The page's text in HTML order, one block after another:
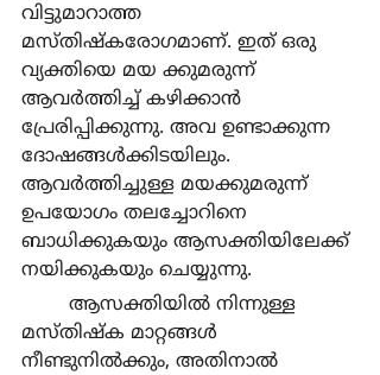
വിട്ടുമാറാത്ത
മസ്തിഷ്കരോഗമാണ്. ഇത് ഒരു
വ്യക്തിയെ മയ ക്കുമരുന്ന്
ആവര്‍ത്തിച്ച് കഴിക്കാന്‍
പ്രേരിപ്പിക്കുന്നു. അവ ഉണ്ടാക്കുന്ന
ദോഷങ്ങള്‍ക്കിടയിലും.
ആവര്‍ത്തിച്ചുള്ള മയക്കുമരുന്ന്
ഉപയോഗം തലച്ചോറിനെ
ബാധിക്കുകയും ആസക്തിയിലേക്ക്
നയിക്കുകയും ചെയ്യുന്നു.
മസ്തിഷ്ക മാറ്റങ്ങള്‍
നീണ്ടുനില്‍ക്കും, അതിനാല്‍